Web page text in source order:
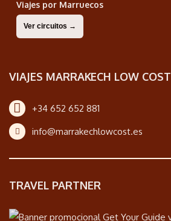
Viajes por Marruecos
Ver circuitos →
VIAJES MARRAKECH LOW COST
+34 652 652 881
info@marrakechlowcost.es
TRAVEL PARTNER